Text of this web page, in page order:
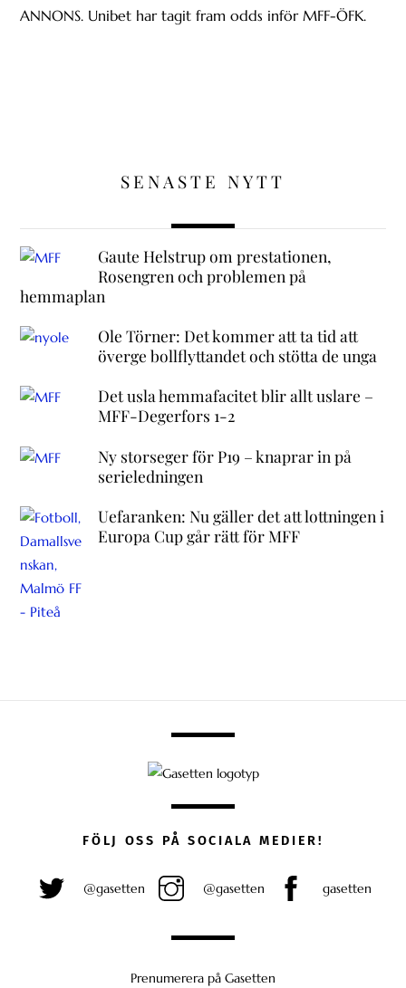
ANNONS. Unibet har tagit fram odds inför MFF-ÖFK.
SENASTE NYTT
Gaute Helstrup om prestationen,
Rosengren och problemen på
hemmaplan
Ole Törner: Det kommer att ta tid att
överge bollflyttandet och stötta de unga
Det usla hemmafacitet blir allt uslare –
MFF-Degerfors 1-2
Ny storseger för P19 – knaprar in på
serieledningen
Uefaranken: Nu gäller det att lottningen i
Europa Cup går rätt för MFF
FÖLJ OSS PÅ SOCIALA MEDIER!
@gasetten @gasetten gasetten
Prenumerera på Gasetten